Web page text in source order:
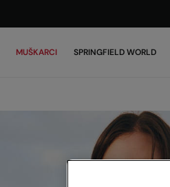
MUŠKARCI SPRINGFIELD WORLD